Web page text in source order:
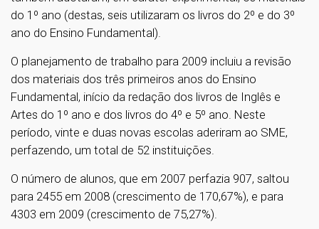
do 1º ano (destas, seis utilizaram os livros do 2º e do 3º
ano do Ensino Fundamental).
O planejamento de trabalho para 2009 incluiu a revisão
dos materiais dos três primeiros anos do Ensino
Fundamental, início da redação dos livros de Inglês e
Artes do 1º ano e dos livros do 4º e 5º ano. Neste
período, vinte e duas novas escolas aderiram ao SME,
perfazendo, um total de 52 instituições.
O número de alunos, que em 2007 perfazia 907, saltou
para 2455 em 2008 (crescimento de 170,67%), e para
4303 em 2009 (crescimento de 75,27%).